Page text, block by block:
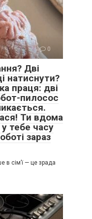
0
Дві
натиснути?
праця: дві
пилосос
Ти вдома
тебе часу
зараз
в сім’ї — це зрада